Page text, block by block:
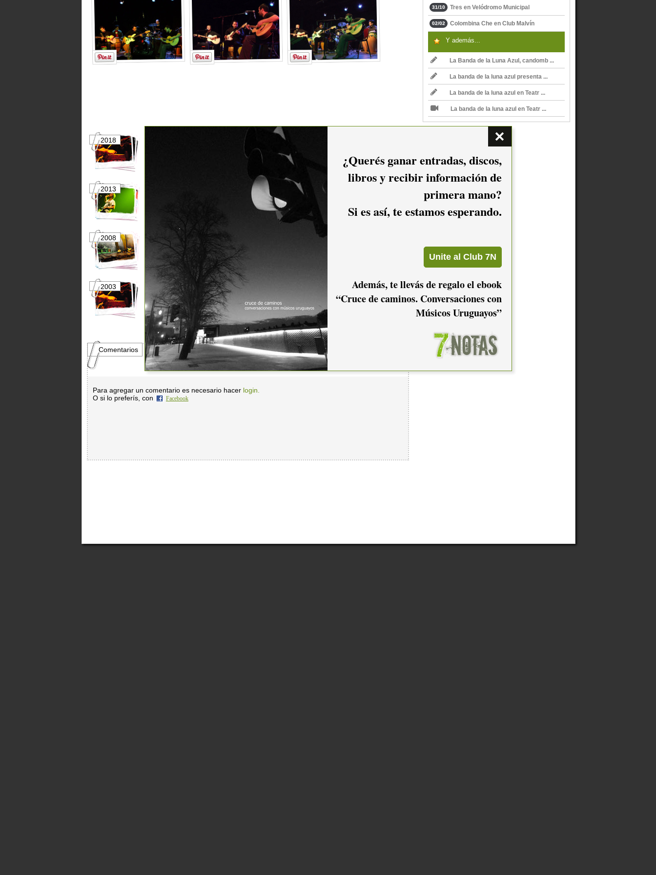
2018 2015
2013
2008 2006
2003 2002 2001
Comentarios
Para agregar un comentario es necesario hacer login.
O si lo preferís, con
Facebook
31/10 Tres en Velódromo Municipal
02/02 Colombina Che en Club Malvín
Y además...
La Banda de la Luna Azul, candomb ...
La banda de la luna azul presenta ...
La banda de la luna azul en Teatr ...
La banda de la luna azul en Teatr ...
¿Querés ganar entradas, discos,
libros y recibir información de
primera mano?
Si es así, te estamos esperando.
Además, te llevás de regalo el ebook
“Cruce de caminos. Conversaciones con
Músicos Uruguayos”